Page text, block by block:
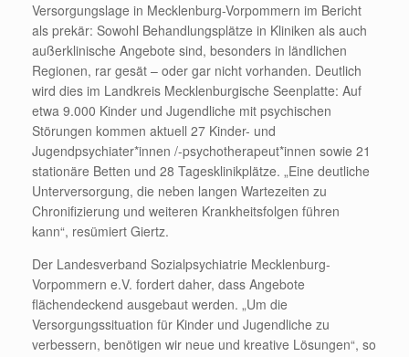
Versorgungslage in Mecklenburg-Vorpommern im Bericht
als prekär: Sowohl Behandlungsplätze in Kliniken als auch
außerklinische Angebote sind, besonders in ländlichen
Regionen, rar gesät – oder gar nicht vorhanden. Deutlich
wird dies im Landkreis Mecklenburgische Seenplatte: Auf
etwa 9.000 Kinder und Jugendliche mit psychischen
Störungen kommen aktuell 27 Kinder- und
Jugendpsychiater*innen /-psychotherapeut*innen sowie 21
stationäre Betten und 28 Tagesklinikplätze. „Eine deutliche
Unterversorgung, die neben langen Wartezeiten zu
Chronifizierung und weiteren Krankheitsfolgen führen
kann“, resümiert Giertz.
Der Landesverband Sozialpsychiatrie Mecklenburg-
Vorpommern e.V. fordert daher, dass Angebote
flächendeckend ausgebaut werden. „Um die
Versorgungssituation für Kinder und Jugendliche zu
verbessern, benötigen wir neue und kreative Lösungen“, so